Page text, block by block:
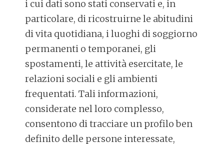
i cui dati sono stati conservati e, in
particolare, di ricostruirne le abitudini
di vita quotidiana, i luoghi di soggiorno
permanenti o temporanei, gli
spostamenti, le attività esercitate, le
relazioni sociali e gli ambienti
frequentati. Tali informazioni,
considerate nel loro complesso,
consentono di tracciare un profilo ben
definito delle persone interessate,